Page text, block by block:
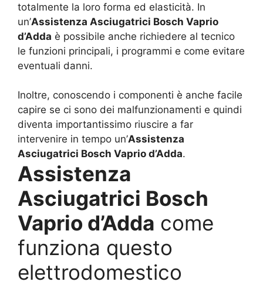
totalmente la loro forma ed elasticità. In
un’Assistenza Asciugatrici Bosch Vaprio
d’Adda è possibile anche richiedere al tecnico
le funzioni principali, i programmi e come evitare
eventuali danni.
Inoltre, conoscendo i componenti è anche facile
capire se ci sono dei malfunzionamenti e quindi
diventa importantissimo riuscire a far
intervenire in tempo un’Assistenza
Asciugatrici Bosch Vaprio d’Adda.
Assistenza
Asciugatrici Bosch
Vaprio d’Adda come
funziona questo
elettrodomestico